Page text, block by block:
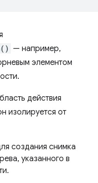
— например,
элементом
действия
изолируется от
создания снимка
указанного в